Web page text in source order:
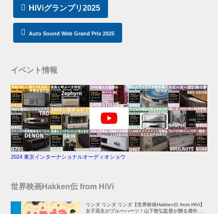
HiViグランプリ2025
Auto Sound Web Grand Prix 2025
イベント情報
2024 東京インターナショナルオーディオショウ
世界映画Hakken伝 from HiVi
リンダ リンダ リンダ【世界映画Hakken伝 from HiVi】
女子高生がブルーハーツ！山下敦弘監督が贈る傑作青春